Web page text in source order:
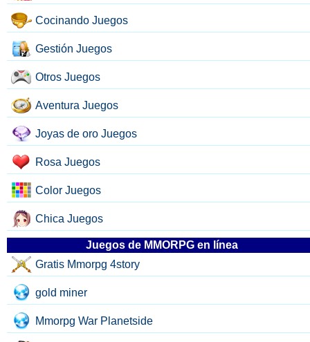
Cocinando Juegos
Gestión Juegos
Otros Juegos
Aventura Juegos
Joyas de oro Juegos
Rosa Juegos
Color Juegos
Chica Juegos
Juegos de MMORPG en línea
Gratis Mmorpg 4story
gold miner
Mmorpg War Planetside